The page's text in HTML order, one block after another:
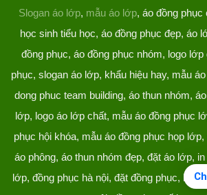
Slogan áo lớp, mẫu áo lớp, áo đồng phục
học sinh tiểu học, áo đồng phục đẹp, áo
đồng phục, áo đồng phục nhóm, logo
phục, slogan áo lớp, khẩu hiệu hay, mẫu
dong phuc team building, áo thun nhóm,
lớp, logo áo lớp chất, mẫu áo đồng phục
phục hội khóa, mẫu áo đồng phục họp
áo phông, áo thun nhóm đẹp, đặt áo lớp,
lớp, đồng phục hà nội, đặt đồng phục, làm